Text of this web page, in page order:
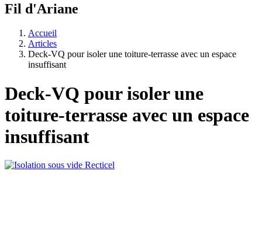
Fil d'Ariane
Accueil
Articles
Deck-VQ pour isoler une toiture-terrasse avec un espace
insuffisant
Deck-VQ pour isoler une
toiture-terrasse avec un espace
insuffisant